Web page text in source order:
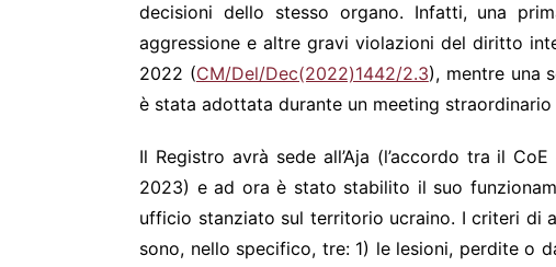
decisioni dello stesso organo. Infatti, una
aggressione e altre gravi violazioni del diritto
2022 (CM/Del/Dec(2022)1442/2.3), mentre una
è stata adottata durante un meeting
Il Registro avrà sede all’Aja (l’accordo tra il
2023) e ad ora è stato stabilito il suo
ufficio stanziato sul territorio ucraino. I criteri di
sono, nello specifico, tre: 1) le lesioni, perdite o